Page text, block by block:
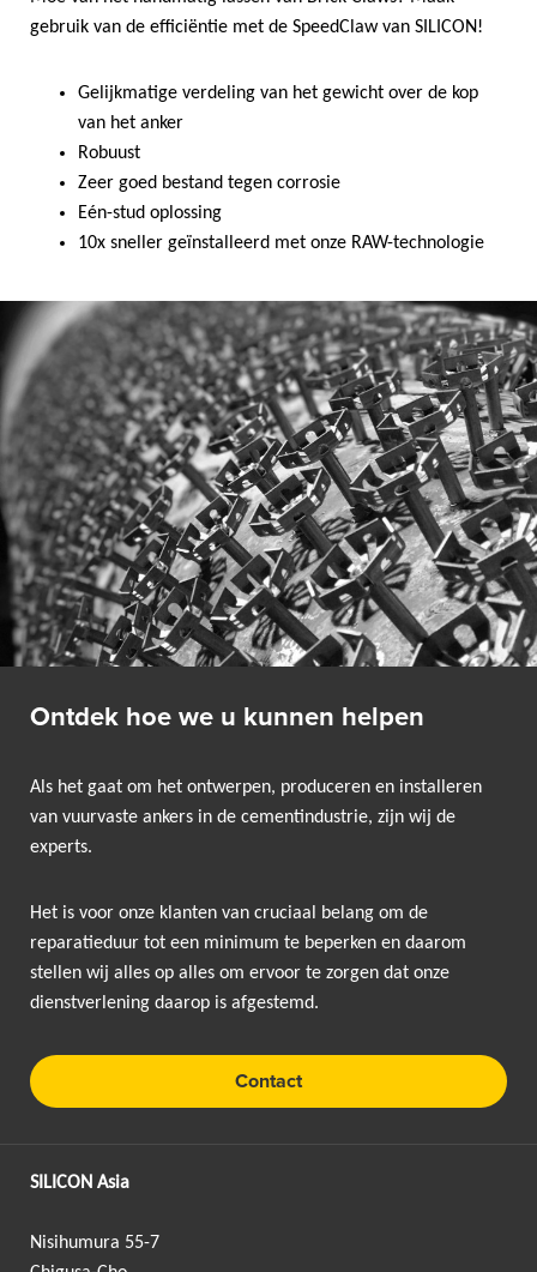
gebruik van de efficiëntie met de SpeedClaw van SILICON!
Gelijkmatige verdeling van het gewicht over de kop
van het anker
Robuust
Zeer goed bestand tegen corrosie
Eén-stud oplossing
10x sneller geïnstalleerd met onze RAW-technologie
Ontdek hoe we u kunnen helpen
Als het gaat om het ontwerpen, produceren en installeren
van vuurvaste ankers in de cementindustrie, zijn wij de
experts.
Het is voor onze klanten van cruciaal belang om de
reparatieduur tot een minimum te beperken en daarom
stellen wij alles op alles om ervoor te zorgen dat onze
dienstverlening daarop is afgestemd.
Contact
SILICON Asia
Nisihumura 55-7